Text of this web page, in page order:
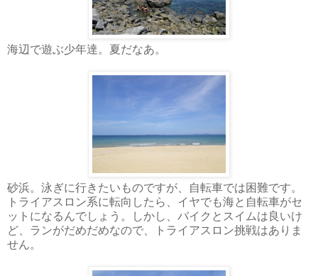
海辺で遊ぶ少年達。夏だなあ。
砂浜。泳ぎに行きたいものですが、自転車では困難です。
トライアスロン系に転向したら、イヤでも海と自転車がセ
ットになるんでしょう。しかし、バイクとスイムは良いけ
ど、ランがだめだめなので、トライアスロン挑戦はありま
せん。